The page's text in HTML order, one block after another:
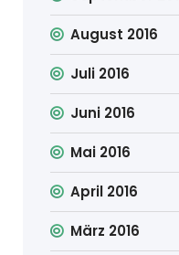
August 2016
Juli 2016
Juni 2016
Mai 2016
April 2016
März 2016